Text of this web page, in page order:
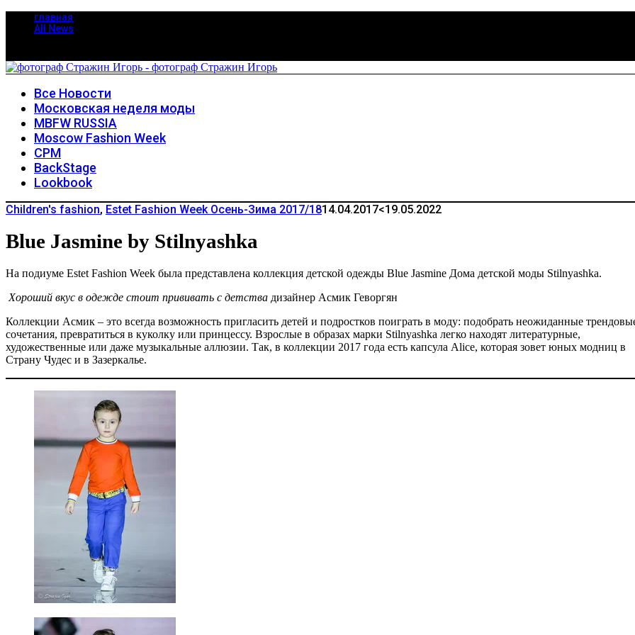
главная
All News
Все Новости
Московская неделя моды
MBFW RUSSIA
Moscow Fashion Week
CPM
BackStage
Lookbook
Children's fashion, Estet Fashion Week Осень-Зима 2017/1814.04.2017<19.05.2022
Blue Jasmine by Stilnyashka
На подиуме Estet Fashion Week была представлена коллекция детской одежды Blue Jasmine Дома детской моды Stilnyashka.
Хороший вкус в одежде стоит прививать с детства дизайнер Асмик Геворгян
Коллекции Асмик – это всегда возможность пригласить детей и подростков поиграть в моду: подобрать неожиданные
сочетания, превратиться в куколку или принцессу. Взрослые в образах марки Stilnyashka легко находят литературные,
художественные или даже музыкальные аллюзии. Так, в коллекции 2017 года есть капсула Alice, которая зовет юных модниц в
Страну Чудес и в Зазеркалье.